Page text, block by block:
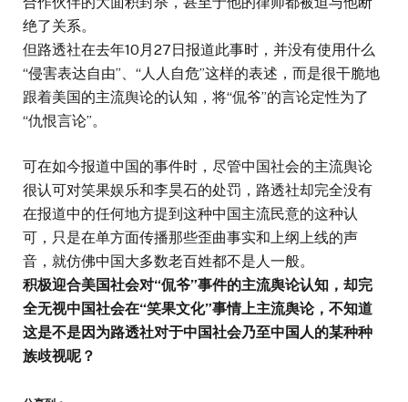
绝了关系。
但路透社在去年10月27日报道此事时，并没有使用什么
“侵害表达自由”、“人人自危”这样的表述，而是很干脆地
跟着美国的主流舆论的认知，将“侃爷”的言论定性为了
“仇恨言论”。
可在如今报道中国的事件时，尽管中国社会的主流舆论
很认可对笑果娱乐和李昊石的处罚，路透社却完全没有
在报道中的任何地方提到这种中国主流民意的这种认
可，只是在单方面传播那些歪曲事实和上纲上线的声
音，就仿佛中国大多数老百姓都不是人一般。
积极迎合美国社会对“侃爷”事件的主流舆论认知，却完
全无视中国社会在“笑果文化”事情上主流舆论，不知道
这是不是因为路透社对于中国社会乃至中国人的某种种
族歧视呢？